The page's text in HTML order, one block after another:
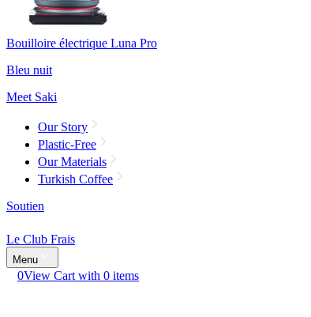
Bouilloire électrique Luna Pro
Bleu nuit
Meet Saki
Our Story
Plastic-Free
Our Materials
Turkish Coffee
Soutien
Le Club Frais
Menu
0View Cart with 0 items